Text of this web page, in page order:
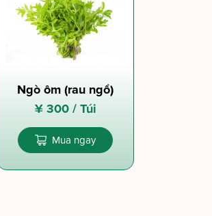
Ngò ôm (rau ngổ)
¥ 300 / Túi
Mua ngay